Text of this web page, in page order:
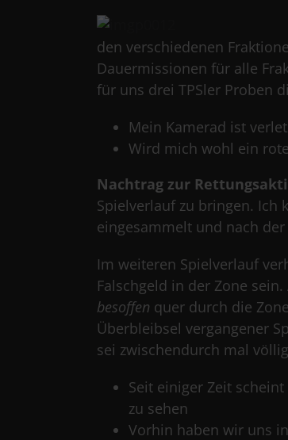
den verschiedenen
Dauermissionen für alle
für uns drei TPSler Proben
Mein Kamerad ist
Wird mich wohl ein
Nachtrag zur
Spielverlauf zu bringen. Ich
eingesammelt und nach
Im weiteren Spielverlauf
Falschgeld in der Zone
besoffen quer durch die
Überbleibsel vergangener
sei zwischendurch mal
Seit einiger Zeit
zu sehen
Vorhin haben wir uns